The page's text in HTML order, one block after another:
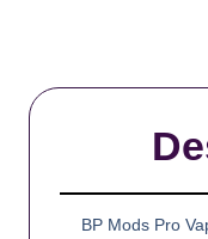
BP Mods Pro